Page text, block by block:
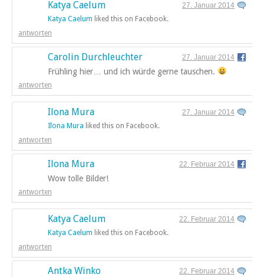
Katya Caelum
27. Januar 2014
Katya Caelum liked this on Facebook.
antworten
Carolin Durchleuchter 27. Januar 2014
Frühling hier… und ich würde gerne tauschen.
antworten
Ilona Mura
27. Januar 2014
Ilona Mura liked this on Facebook.
antworten
Ilona Mura 22. Februar 2014
Wow tolle Bilder!
antworten
Katya Caelum
22. Februar 2014
Katya Caelum liked this on Facebook.
antworten
Antka Winko
22. Februar 2014